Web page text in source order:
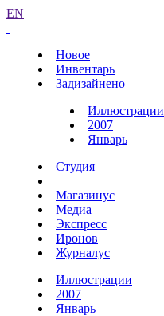
EN
Новое
Инвентарь
Задизайнено
Иллюстрации
2007
Январь
Студия
Магазинус
Медиа
Экспресс
Иронов
Журналус
Иллюстрации
2007
Январь